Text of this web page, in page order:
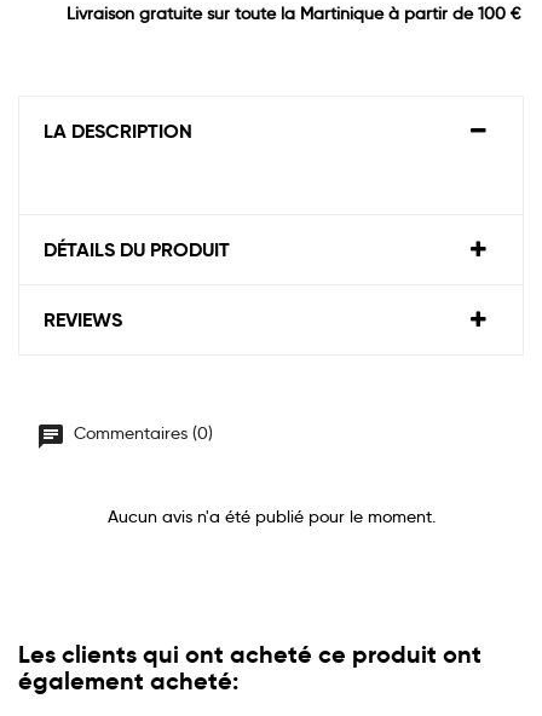
Livraison gratuite sur toute la Martinique à partir de 100 €
LA DESCRIPTION
DÉTAILS DU PRODUIT
REVIEWS
Commentaires (0)
Aucun avis n'a été publié pour le moment.
Les clients qui ont acheté ce produit ont
également acheté: